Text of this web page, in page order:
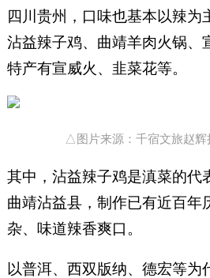
四川贵州，口味也基本以辣为
沾益辣子鸡、曲靖羊肉火锅、
特产有宣威火、韭菜花等。
△图片来源：千宿文旅赵辉
其中，沾益辣子鸡是滇菜的代
曲靖沾益县，制作已有近百年
杂、味道辣香爽口。
以普洱、西双版纳、德宏等为